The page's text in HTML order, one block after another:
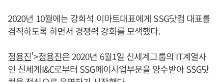
2020년 10월에는 강희석 이마트대표에게 SSG닷컴 대표를
겸직하도록 하면서 경쟁력 강화를 모색했다.
정용진'>정용진은 2020년 6월1일 신세계그룹의 IT계열사
인 신세계I&C로부터 SSG페이사업부문을 양수받아 SSG닷